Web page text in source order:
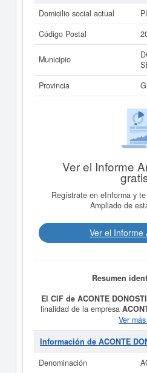
Domicilio social actual
Código Postal
Municipio
Provincia
Ver el Informe
Regístrate en eInforma y
Ampliado de
Ver el Informe
Resumen
El CIF de ACONTE
finalidad de la empresa
EXPLOTACION DE
CAFETERIAS, SALAS
SERVICIOS DE CATERING,
DE LA INDUSTRIA
Ver
Información de ACONTE
Denominación